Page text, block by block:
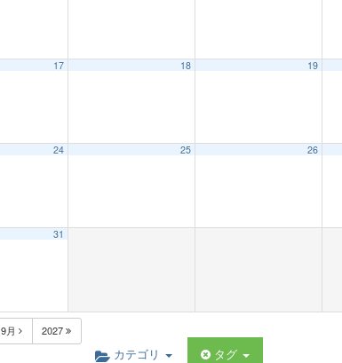
17 18 19
24 25 26
31
9月 2027
カテゴリ タグ